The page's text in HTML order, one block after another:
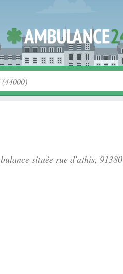
située rue d'athis, 91380